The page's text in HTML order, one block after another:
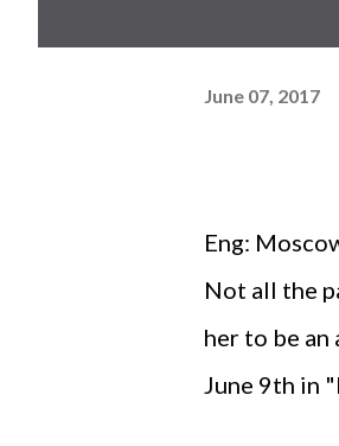
June 07, 2017
Eng:
Not all the
her to be
June 9th in